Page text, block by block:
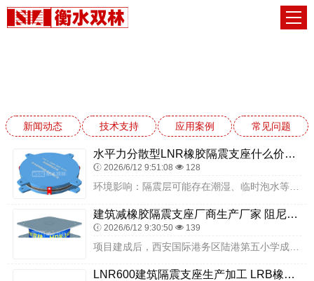
新闻动态 技术支持 应用案例 常见问题
水平力分散型LNR橡胶隔震支座什么价格 建筑摩擦隔震支座生产厂家一套厂家 隔震建筑的隔震支座生产厂家
2026/6/12 9:51:08 128
建筑减橡胶隔震支座厂商生产厂家 阻尼隔震橡胶支座生产厂家 建筑铅芯橡胶抗震支座
2026/6/12 9:30:50 139
LNR600建筑隔震支座生产加工 LRB橡胶隔震支座800厂家 阻尼橡胶隔震支座什么价格